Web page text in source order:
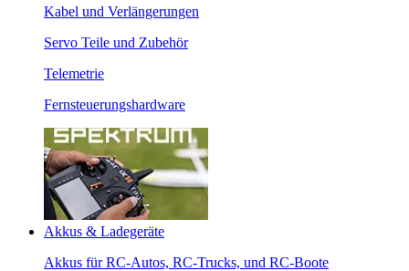
Kabel und Verlängerungen
Servo Teile und Zubehör
Telemetrie
Fernsteuerungshardware
Akkus & Ladegeräte
Akkus für RC-Autos, RC-Trucks, und RC-Boote